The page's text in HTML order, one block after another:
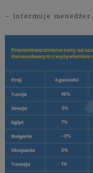
– informuje menedżer.